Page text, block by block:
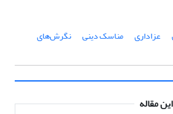
عزاداری مناسک دینی نگرش‌های
مقاله